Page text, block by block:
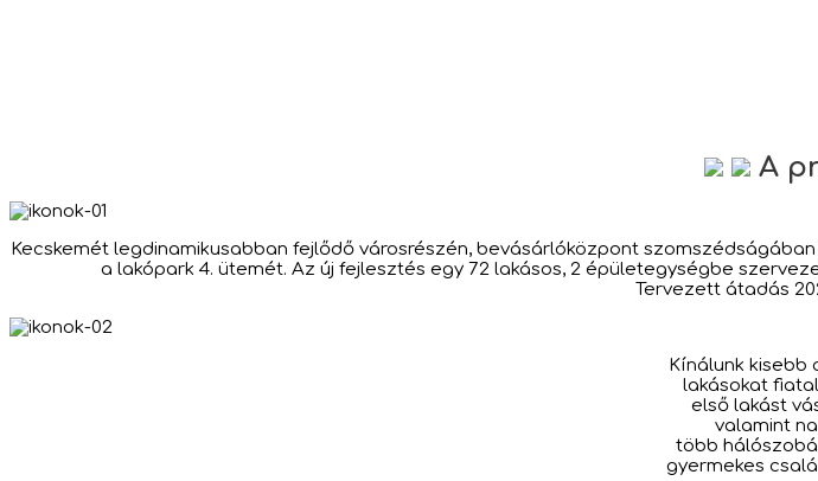
A
Kecskemét legdinamikusabban fejlődő városrészén, bevásárlóközpont
a lakópark 4. ütemét. Az új fejlesztés egy 72 lakásos, 2 épületegységbe
Tervezett átadás
Kínálunk
lakásokat
első lakást
valamint
több
gyermekes